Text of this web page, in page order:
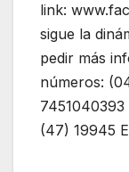
link:
sigue la
pedir más
números:
(47) 19945